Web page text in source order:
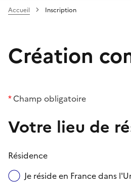
Accueil Inscription
Création
*Champ obligatoire
Votre lieu de
Résidence
Je réside en France dans